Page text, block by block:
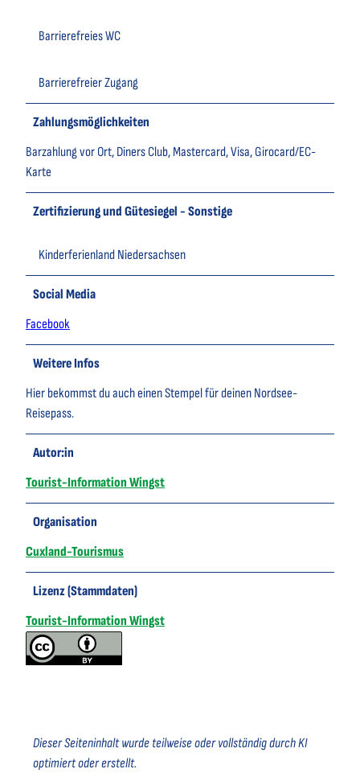
Barrierefreies WC
Barrierefreier Zugang
Zahlungsmöglichkeiten
Barzahlung vor Ort, Diners Club, Mastercard, Visa, Girocard/EC-
Karte
Zertifizierung und Gütesiegel - Sonstige
Kinderferienland Niedersachsen
Social Media
Facebook
Weitere Infos
Hier bekommst du auch einen Stempel für deinen Nordsee-
Reisepass.
Autor:in
Tourist-Information Wingst
Organisation
Cuxland-Tourismus
Lizenz (Stammdaten)
Tourist-Information Wingst
Dieser Seiteninhalt wurde teilweise oder vollständig durch KI
optimiert oder erstellt.